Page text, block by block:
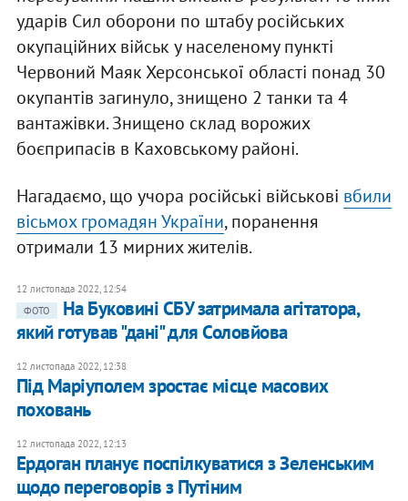
ударів Сил оборони по штабу російських
окупаційних військ у населеному пункті
Червоний Маяк Херсонської області понад 30
окупантів загинуло, знищено 2 танки та 4
вантажівки. Знищено склад ворожих
боєприпасів в Каховському районі.
Нагадаємо, що учора російські військові вбили
вісьмох громадян України, поранення
отримали 13 мирних жителів.
12 листопада 2022, 12:54
ФОТО
На Буковині СБУ затримала агітатора,
який готував "дані" для Соловйова
12 листопада 2022, 12:38
Під Маріуполем зростає місце масових
поховань
12 листопада 2022, 12:13
Ердоган планує поспілкуватися з Зеленським
щодо переговорів з Путіним